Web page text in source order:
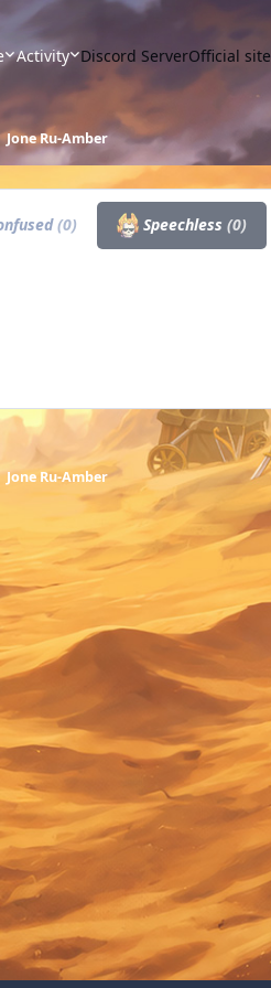
Activity Discord ServerOfficial site
Jone Ru-Amber
(0) Speechless (0)
Jone Ru-Amber